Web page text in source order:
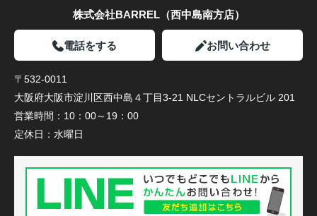
株式会社BARREL（西中島南方店）
電話をする お問い合わせ
〒532-0011
大阪府大阪市淀川区西中島４丁目3-21 NLCセントラルビル 201
営業時間： 10：00～19：00
定休日： 水曜日